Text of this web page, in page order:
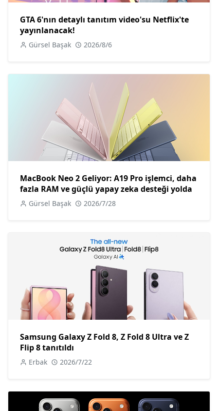
GTA 6'nın detaylı tanıtım video'su Netflix'te
yayınlanacak!
Gürsel Başak 2026/8/6
MacBook Neo 2 Geliyor: A19 Pro işlemci, daha
fazla RAM ve güçlü yapay zeka desteği yolda
Gürsel Başak 2026/7/28
Samsung Galaxy Z Fold 8, Z Fold 8 Ultra ve Z
Flip 8 tanıtıldı
Erbak 2026/7/22